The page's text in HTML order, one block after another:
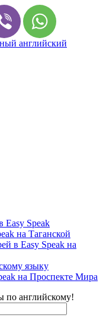
английский
Speak
на Таганской
в Easy Speak на
языку
на Проспекте Мира
по английскому!